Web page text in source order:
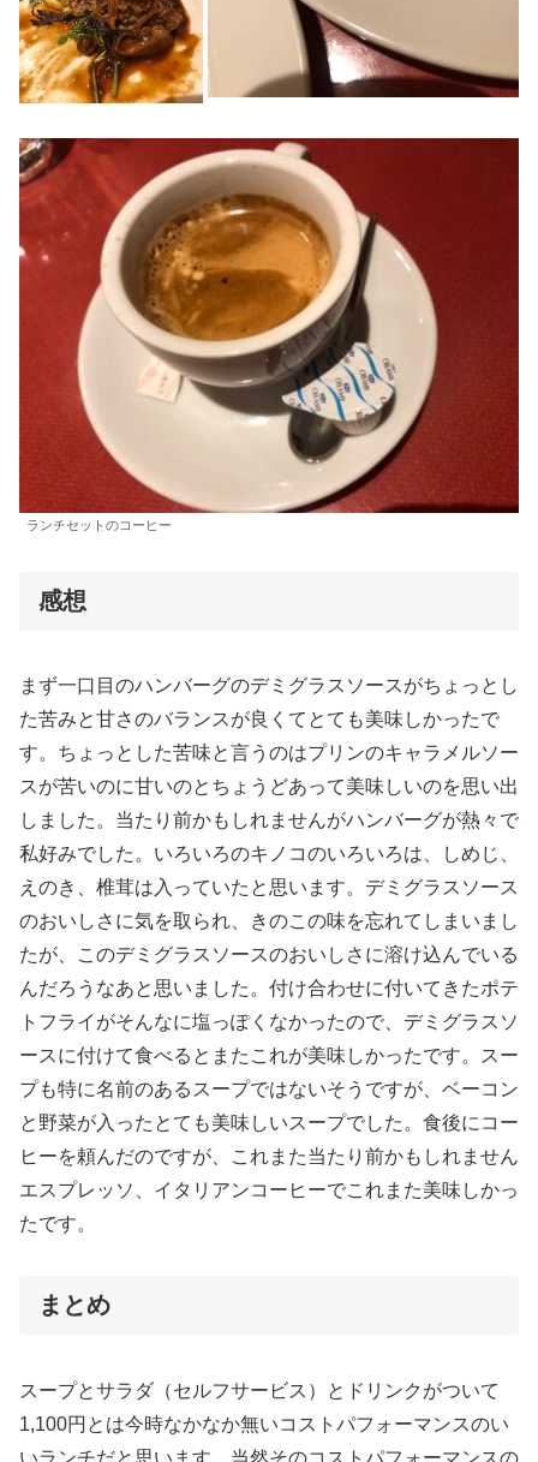
ランチセットのコーヒー
感想
まず一口目のハンバーグのデミグラスソースがちょっとし
た苦みと甘さのバランスが良くてとても美味しかったで
す。ちょっとした苦味と言うのはプリンのキャラメルソー
スが苦いのに甘いのとちょうどあって美味しいのを思い出
しました。当たり前かもしれませんがハンバーグが熱々で
私好みでした。いろいろのキノコのいろいろは、しめじ、
えのき、椎茸は入っていたと思います。デミグラスソース
のおいしさに気を取られ、きのこの味を忘れてしまいまし
たが、このデミグラスソースのおいしさに溶け込んでいる
んだろうなあと思いました。付け合わせに付いてきたポテ
トフライがそんなに塩っぽくなかったので、デミグラスソ
ースに付けて食べるとまたこれが美味しかったです。スー
プも特に名前のあるスープではないそうですが、ベーコン
と野菜が入ったとても美味しいスープでした。食後にコー
ヒーを頼んだのですが、これまた当たり前かもしれません
エスプレッソ、イタリアンコーヒーでこれまた美味しかっ
たです。
まとめ
スープとサラダ（セルフサービス）とドリンクがついて
1,100円とは今時なかなか無いコストパフォーマンスのい
いランチだと思います。当然そのコストパフォーマンスの